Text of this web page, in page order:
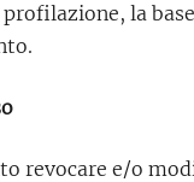
la
revocare e/o